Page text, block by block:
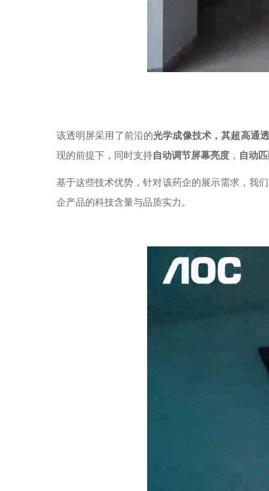
该透明屏采用了前沿的光学成像技术，其超高通
现的前提下，同时支持自动调节屏幕亮度， 自动
基于这些技术优势，针对该药企的展示需求，我
企产品的科技含量与品质实力。